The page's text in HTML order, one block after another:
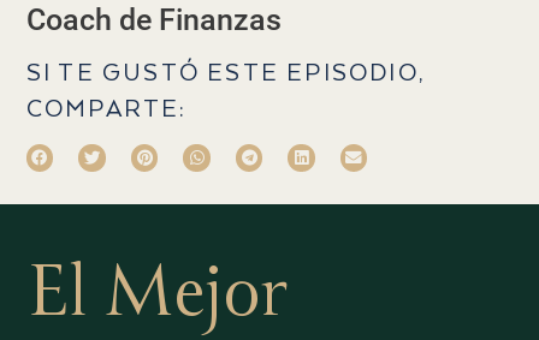
Coach de Finanzas
SI TE GUSTÓ ESTE EPISODIO,
COMPARTE:
El Mejor